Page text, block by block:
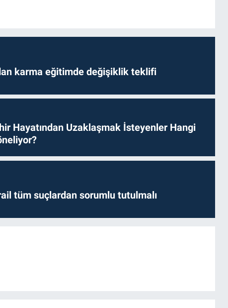
karma eğitimde değişiklik teklifi
Hayatından Uzaklaşmak İsteyenler Hangi
tüm suçlardan sorumlu tutulmalı